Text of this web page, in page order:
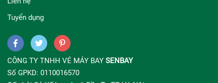
Tuyển dụng
CÔNG TY TNHH VÉ MÁY BAY SENBAY
Số GPKD: 0110016570